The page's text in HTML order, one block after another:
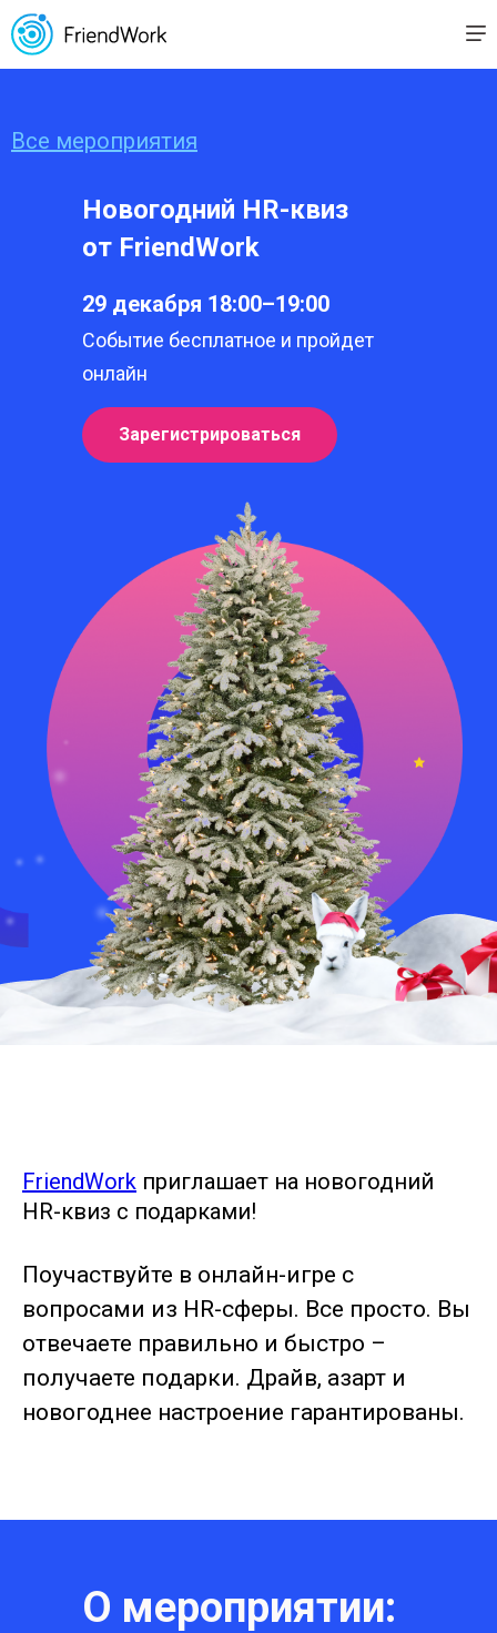
Новогодний HR-квиз
от FriendWork
Зарегистрироваться
Все мероприятия
29 декабря 18:00–19:00
Событие бесплатное и пройдет
онлайн
FriendWork приглашает на новогодний
HR-квиз с подарками!
Поучаствуйте в онлайн-игре с
вопросами из HR-сферы. Все просто. Вы
отвечаете правильно и быстро –
получаете подарки. Драйв, азарт и
новогоднее настроение гарантированы.
О мероприятии: